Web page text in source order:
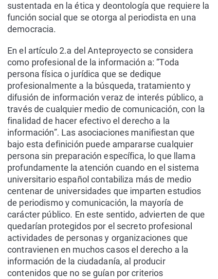
sustentada en la ética y deontología que requiere la
función social que se otorga al periodista en una
democracia.
En el artículo 2.a del Anteproyecto se considera
como profesional de la información a: “Toda
persona física o jurídica que se dedique
profesionalmente a la búsqueda, tratamiento y
difusión de información veraz de interés público, a
través de cualquier medio de comunicación, con la
finalidad de hacer efectivo el derecho a la
información”. Las asociaciones manifiestan que
bajo esta definición puede ampararse cualquier
persona sin preparación específica, lo que llama
profundamente la atención cuando en el sistema
universitario español contabiliza más de medio
centenar de universidades que imparten estudios
de periodismo y comunicación, la mayoría de
carácter público. En este sentido, advierten de que
quedarían protegidos por el secreto profesional
actividades de personas y organizaciones que
contravienen en muchos casos el derecho a la
información de la ciudadanía, al producir
contenidos que no se guían por criterios